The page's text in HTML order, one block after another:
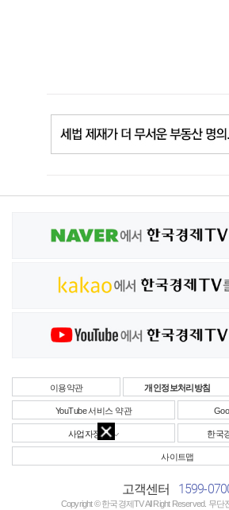
이용약관 개인정보처리방침
YouTube 서비스 약관
사업자정보 한국
사이트맵
고객센터 1599-
Copyright © 한국경제TV All Right Reserved. 무단